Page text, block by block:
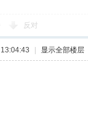
反对
显示全部楼层